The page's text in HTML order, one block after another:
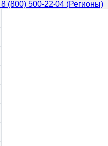
8 (800) 500-22-04 (Регионы)